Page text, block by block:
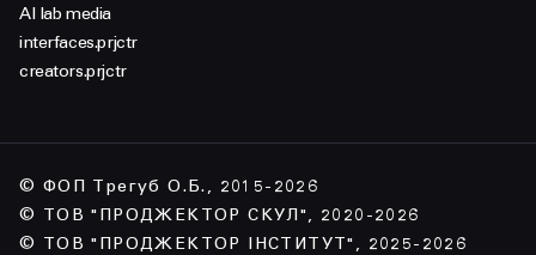
AI lab media
interfaces.prjctr
creators.prjctr
© ФОП Трегуб О.Б., 2015-2026
© ТОВ "ПРОДЖЕКТОР СКУЛ", 2020-2026
© ТОВ "ПРОДЖЕКТОР ІНСТИТУТ", 2025-2026